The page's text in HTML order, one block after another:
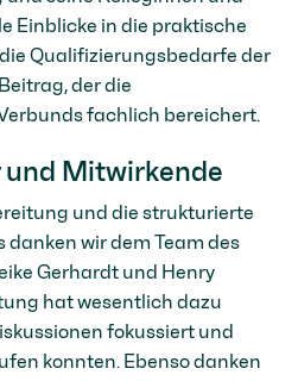
Einblicke in die praktische
Qualifizierungsbedarfe der
der die
fachlich bereichert.
Mitwirkende
und die strukturierte
danken wir dem Team des
Gerhardt und Henry
hat wesentlich dazu
fokussiert und
konnten. Ebenso danken